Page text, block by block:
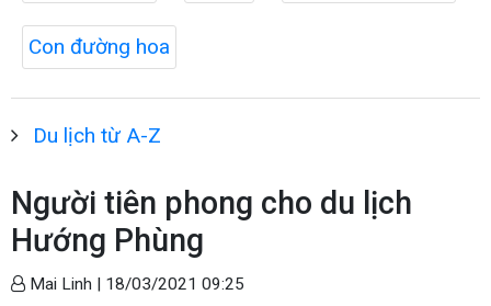
Con đường hoa
Du lịch từ A-Z
Người tiên phong cho du lịch
Hướng Phùng
Mai Linh | 18/03/2021 09:25